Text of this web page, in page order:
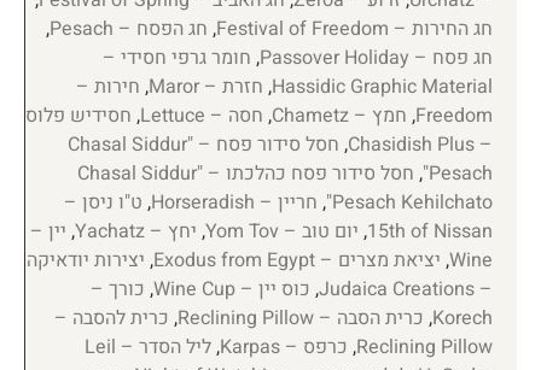
חג החירות – Festival of Freedom
, חג הפסח – Pesach
,
חג פסח – Passover Holiday
, חומר גרפי חסידי –
Hassidic Graphic Material
, חזרת – Maror , חירות –
Freedom
, חמץ – Chametz , חסה – Lettuce , חסידיש פלוס
– Chasidish Plus
,
חסל סידור פסח – "Chasal Siddur
Pesach"
,
חסל סידור פסח כהלכתו – "Chasal Siddur
Pesach Kehilchato"
, חריין – Horseradish , ט"ו ניסן –
15th of Nissan
, יום טוב – Yom Tov , יחץ – Yachatz , יין –
Wine
, יציאת מצרים – Exodus from Egypt , יצירות יודאיקה
– Judaica Creations
, כוס יין – Wine Cup , כורך –
Korech
, כרית הסבה – Reclining Pillow , כרית להסבה –
Reclining Pillow
, כרפס – Karpas ,
ליל הסדר – Leil